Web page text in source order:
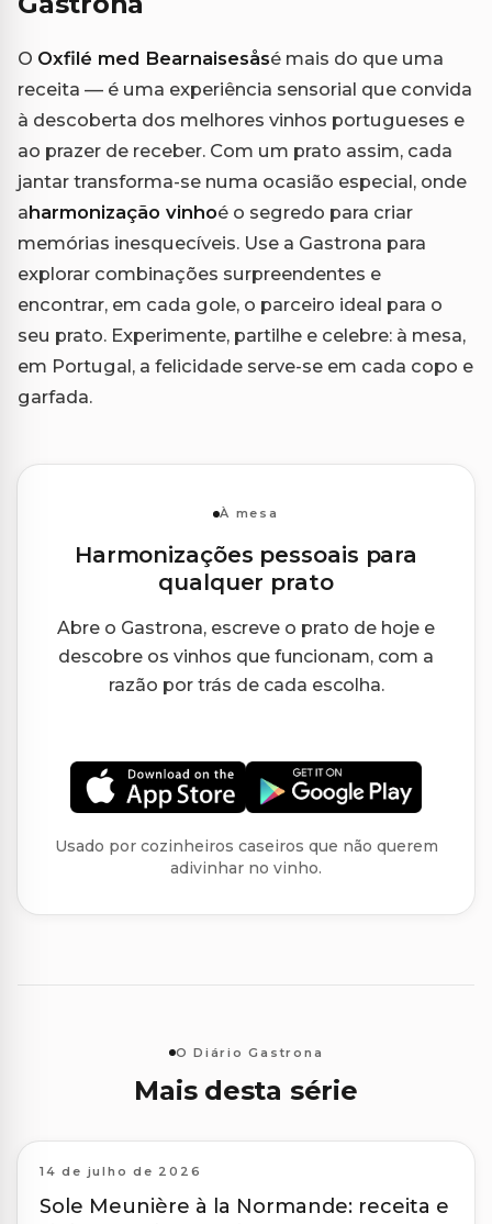
O Oxfilé med Bearnaisesåsé mais do que uma
receita — é uma experiência sensorial que convida
à descoberta dos melhores vinhos portugueses e
ao prazer de receber. Com um prato assim, cada
jantar transforma-se numa ocasião especial, onde
aharmonização vinhoé o segredo para criar
memórias inesquecíveis. Use a Gastrona para
explorar combinações surpreendentes e
encontrar, em cada gole, o parceiro ideal para o
seu prato. Experimente, partilhe e celebre: à mesa,
em Portugal, a felicidade serve-se em cada copo e
garfada.
À mesa
Harmonizações pessoais para
qualquer prato
Abre o Gastrona, escreve o prato de hoje e
descobre os vinhos que funcionam, com a
razão por trás de cada escolha.
Usado por cozinheiros caseiros que não querem
adivinhar no vinho.
O Diário Gastrona
Mais desta série
14 de julho de 2026
Sole Meunière à la Normande: receita e